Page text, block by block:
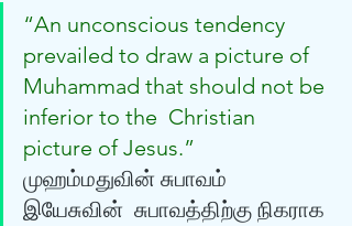
“An unconscious tendency
prevailed to draw a picture of
Muhammad that should not be
inferior to the  Christian
picture of Jesus.”
முஹம்மதுவின் சுபாவம்
இயேசுவின்  சுபாவத்திற்கு நிகராக